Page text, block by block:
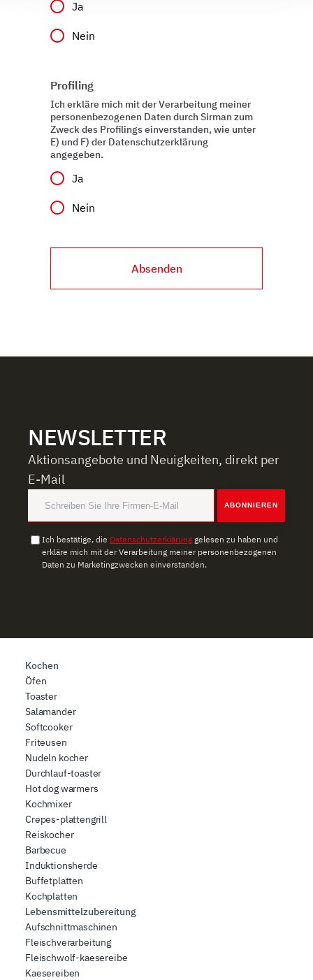
Wir verwenden Cookies, um Inhalte und Anzeigen zu
zu können und die Zugriffe auf unsere Website zu
soziale Medien, Werbung und Analysen weiter. Unsere
Partner führen diese Informationen möglicherweise mit
weiteren Daten zusammen, die Sie ihnen bereitgestellt
haben oder die sie im Rahmen Ihrer Nutzung der Dienste
gesammelt haben.
Ja
Nein
Profiling
Ich erkläre mich mit der Verarbeitung meiner
personenbezogenen Daten durch Sirman zum
Zweck des Profilings einverstanden, wie unter
E) und F) der Datenschutzerklärung
angegeben.
Ja
Nein
Absenden
NEWSLETTER
Aktionsangebote und Neuigkeiten, direkt per
E-Mail
ABONNIEREN
Ich bestätige, die Datenschutzerklärung gelesen zu haben und
erkläre mich mit der Verarbeitung meiner personenbezogenen
Daten zu Marketingzwecken einverstanden.
Kochen
Öfen
Toaster
Salamander
Softcooker
Friteusen
Nudeln kocher
Durchlauf-toaster
Hot dog warmers
Kochmixer
Crepes-plattengrill
Reiskocher
Barbecue
Induktionsherde
Buffetplatten
Kochplatten
Lebensmittelzubereitung
Aufschnittmaschinen
Fleischverarbeitung
Fleischwolf-kaesereibe
Kaesereiben